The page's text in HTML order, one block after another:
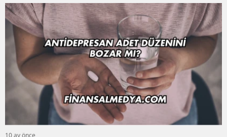
10 ay önce